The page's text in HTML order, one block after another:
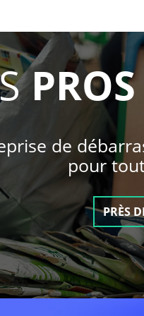
PROS
de
pour
PRÈS